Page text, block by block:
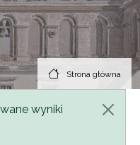
Strona główna
wyniki